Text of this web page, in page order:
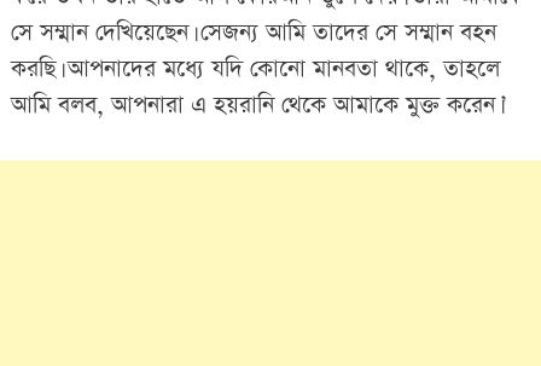
সে সম্মান দেখিয়েছেন। সেজন্য আমি তাদের সে সম্মান বহন
করছি। আপনাদের মধ্যে যদি কোনো মানবতা থাকে, তাহলে
আমি বলব, আপনারা এ হয়রানি থেকে আমাকে মুক্ত করেন।’